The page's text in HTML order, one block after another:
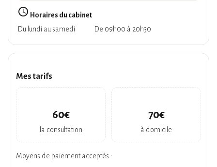
query_builder Horaires du cabinet
Du lundi au samedi
De 09h00 à 20h30
Mes tarifs
60€
la consultation
70€
à domicile
Moyens de paiement acceptés :